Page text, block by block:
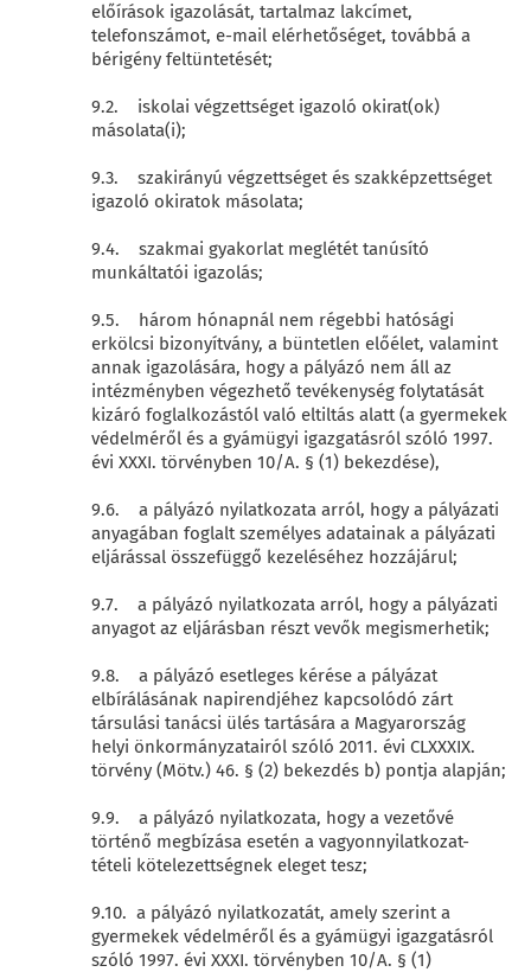
előírások igazolását, tartalmaz lakcímet,
telefonszámot, e-mail elérhetőséget, továbbá a
bérigény feltüntetését;
9.2. iskolai végzettséget igazoló okirat(ok)
másolata(i);
9.3. szakirányú végzettséget és szakképzettséget
igazoló okiratok másolata;
9.4. szakmai gyakorlat meglétét tanúsító
munkáltatói igazolás;
9.5. három hónapnál nem régebbi hatósági
erkölcsi bizonyítvány, a büntetlen előélet, valamint
annak igazolására, hogy a pályázó nem áll az
intézményben végezhető tevékenység folytatását
kizáró foglalkozástól való eltiltás alatt (a gyermekek
védelméről és a gyámügyi igazgatásról szóló 1997.
évi XXXI. törvényben 10/A. § (1) bekezdése),
9.6. a pályázó nyilatkozata arról, hogy a pályázati
anyagában foglalt személyes adatainak a pályázati
eljárással összefüggő kezeléséhez hozzájárul;
9.7. a pályázó nyilatkozata arról, hogy a pályázati
anyagot az eljárásban részt vevők megismerhetik;
9.8. a pályázó esetleges kérése a pályázat
elbírálásának napirendjéhez kapcsolódó zárt
társulási tanácsi ülés tartására a Magyarország
helyi önkormányzatairól szóló 2011. évi CLXXXIX.
törvény (Mötv.) 46. § (2) bekezdés b) pontja alapján;
9.9. a pályázó nyilatkozata, hogy a vezetővé
történő megbízása esetén a vagyonnyilatkozat-
tételi kötelezettségnek eleget tesz;
9.10. a pályázó nyilatkozatát, amely szerint a
gyermekek védelméről és a gyámügyi igazgatásról
szóló 1997. évi XXXI. törvényben 10/A. § (1)